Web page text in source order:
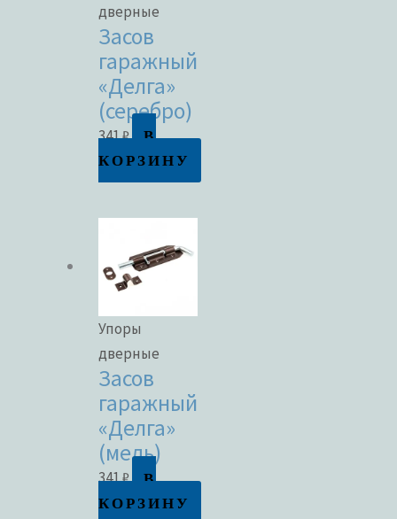
дверные
Засов
гаражный
«Делга»
(серебро)
341₽
В
КОРЗИНУ
Упоры
дверные
Засов
гаражный
«Делга»
(медь)
341₽
В
КОРЗИНУ